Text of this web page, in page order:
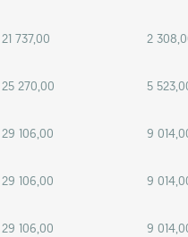
21 737,00 2
25 270,00 5
29 106,00 9
29 106,00 9
29 106,00 9